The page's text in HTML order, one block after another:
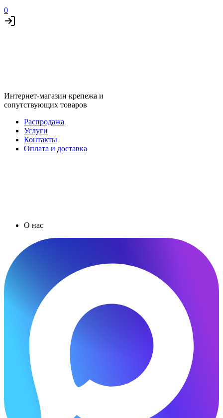
0
Интернет-магазин крепежа и
сопутствующих товаров
Распродажа
Услуги
Контакты
Оплата и доставка
О нас